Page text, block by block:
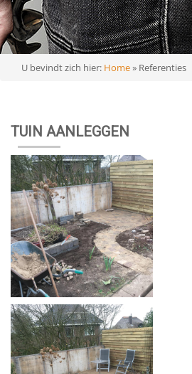
U bevindt zich hier: Home» Referenties
TUIN AANLEGGEN